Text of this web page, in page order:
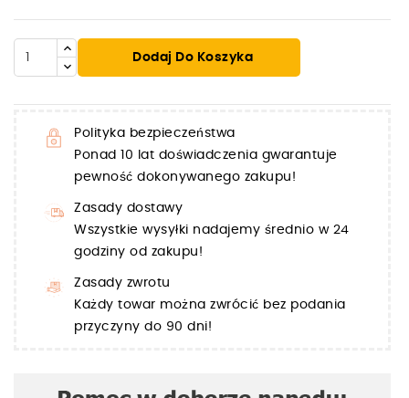
Dodaj Do Koszyka
Polityka bezpieczeństwa
Ponad 10 lat doświadczenia gwarantuje
pewność dokonywanego zakupu!
Zasady dostawy
Wszystkie wysyłki nadajemy średnio w 24
godziny od zakupu!
Zasady zwrotu
Każdy towar można zwrócić bez podania
przyczyny do 90 dni!